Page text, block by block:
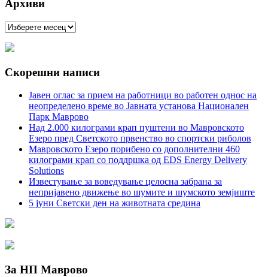
Архиви
Архиви
Скорешни написи
Јавен оглас за прием на работници во работен однос на
неопределено време во Јавната установа Национален
Парк Маврово
Над 2.000 килограми крап пуштени во Мавровското
Езеро пред Светското првенство во спортски риболов
Мавровското Езеро порибено со дополнителни 460
килограми крап со поддршка од EDS Energy Delivery
Solutions
Известување за воведување целосна забрана за
непријавено движење во шумите и шумското земјиште
5 јуни Светски ден на животната средина
За НП Маврово